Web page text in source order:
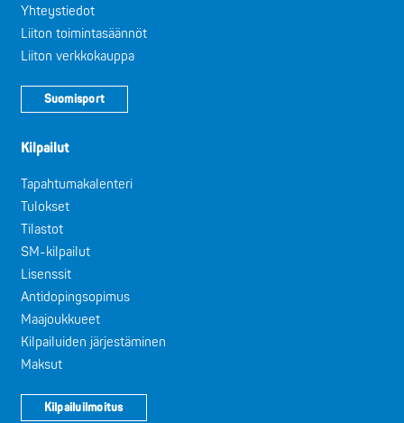
Yhteystiedot
Liiton toimintasäännöt
Liiton verkkokauppa
Suomisport
Kilpailut
Tapahtumakalenteri
Tulokset
Tilastot
SM-kilpailut
Lisenssit
Antidopingsopimus
Maajoukkueet
Kilpailuiden järjestäminen
Maksut
Kilpailuilmoitus